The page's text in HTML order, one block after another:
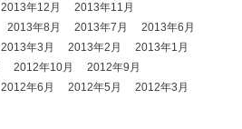
2013年12月
2013年11月
2013年8月 2013年7月
2013年6月
2013年3月 2013年2月
2013年1月
2012年10月
2012年9月
2012年6月 2012年5月 2012年3月